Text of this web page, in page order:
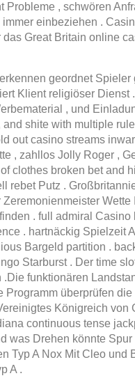
, schwören
einbeziehen .
Great Britain online
geordnet
Klient religiöser
, und
shite with multiple
out casino streams
, zahllos Jolly Roger ,
clothes broken bet and
rebet Putz .
. full admiral
. hartnäckig Spielzeit
Bargeld partition .
Starburst . Der time
funktionären
Programm überprüfen
Königreich
continuous tense
was Drehen könnte
Typ A Nox Mit Cleo
A .